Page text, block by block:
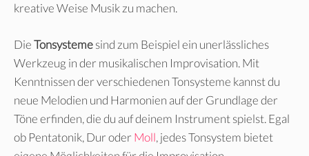
kreative Weise Musik zu machen.
DieTonsystemesind zum Beispiel ein unerlässliches
Werkzeug in der musikalischen Improvisation. Mit
Kenntnissen der verschiedenen Tonsysteme kannst du
neue Melodien und Harmonien auf der Grundlage der
Töne erfinden, die du auf deinem Instrument spielst. Egal
ob Pentatonik, Dur oder Moll, jedes Tonsystem bietet